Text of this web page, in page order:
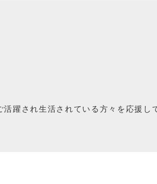
躍され生活されている方々を応援し